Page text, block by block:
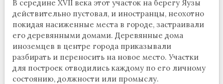
В середине XVII века этот участок на берегу Яузы
действительно пустовал, и иностранцы, неохотно
покидая насиженные места в городе, застраивали
его деревянными домами. Деревянные дома
иноземцев в центре города приказывали
разбирать и переносить на новое место. Участки
для построек отводились каждому по его личному
состоянию, должности или промыслу.